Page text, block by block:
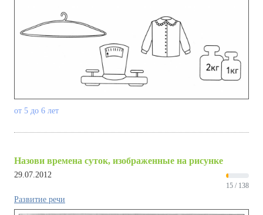
от 5 до 6 лет
Назови времена суток, изображенные на рисунке
29.07.2012
15 / 138
Развитие речи